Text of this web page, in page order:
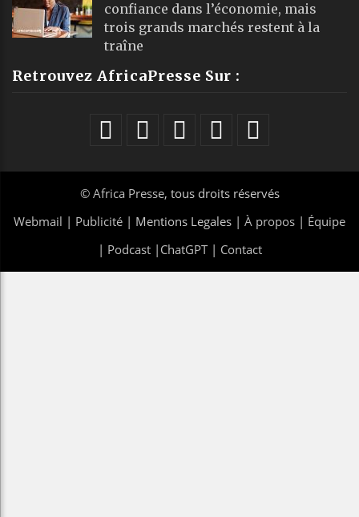
confiance dans l’économie, mais
trois grands marchés restent à la
traîne
Retrouvez AfricaPresse Sur :
© Africa Presse, tous droits réservés
Webmail | Publicité | Mentions Legales | À propos | Équipe
| Podcast| ChatGPT| Contact